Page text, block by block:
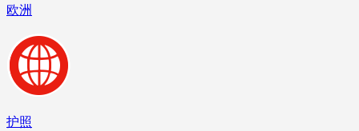
欧洲
护照